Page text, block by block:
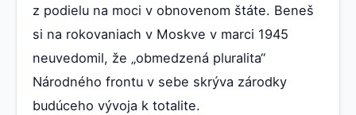
z podielu na moci v obnovenom štáte. Beneš
si na rokovaniach v Moskve v marci 1945
neuvedomil, že „obmedzená pluralita“
Národného frontu v sebe skrýva zárodky
budúceho vývoja k totalite.